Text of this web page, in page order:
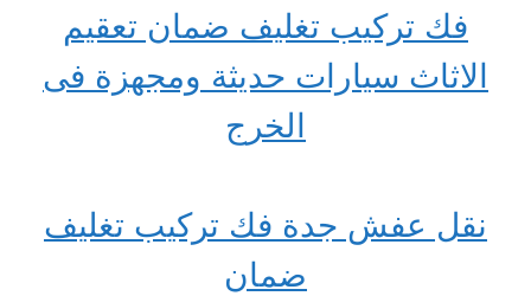
فك تركيب تغليف ضمان تعقيم
الاثاث سيارات حديثة ومجهزة فى
الخرج
نقل عفش جدة فك تركيب تغليف
ضمان